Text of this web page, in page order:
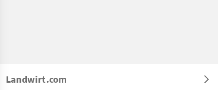
Landwirt.com